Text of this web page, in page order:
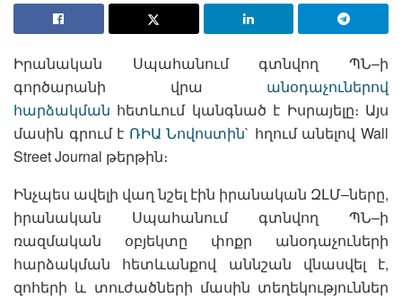
Իրանական Սպահանում գտնվող ՊՆ–ի
գործարանի վրա անօդաչուներով
հարձակման հետևում կանգնած է Իսրայելը։ Այս
մասին գրում է ՌԻԱ Նովոստին` հղում անելով Wall
Street Journal թերթին։
Ինչպես ավելի վաղ նշել էին իրանական ԶԼՄ–ները,
իրանական Սպահանում գտնվող ՊՆ–ի
ռազմական օբյեկտը փոքր անօդաչուների
հարձակման հետևանքով աննշան վնասվել է,
զոհերի և տուժածների մասին տեղեկություններ